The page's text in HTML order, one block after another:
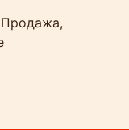
Продажа,